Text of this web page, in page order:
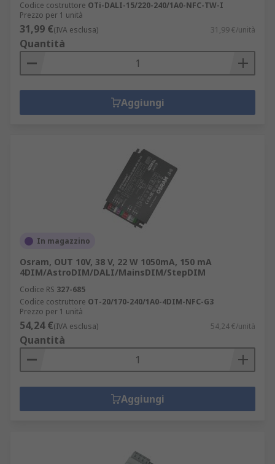
Codice costruttore OTi-DALI-15/220-240/1A0-NFC-TW-I
Prezzo per 1 unità
31,99 €(IVA esclusa) 31,99 €/unità
Quantità
Aggiungi
In magazzino
Osram, OUT 10V, 38 V, 22 W 1050mA, 150 mA
4DIM/AstroDIM/DALI/MainsDIM/StepDIM
Codice RS 327-685
Codice costruttore OT-20/170-240/1A0-4DIM-NFC-G3
Prezzo per 1 unità
54,24 €(IVA esclusa) 54,24 €/unità
Quantità
Aggiungi